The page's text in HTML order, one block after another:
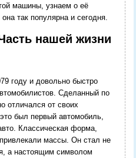
машины, узнаем о её
так популярна и сегодня.
нашей жизни
году и довольно быстро
Сделанный по
отличался от своих
был первый автомобиль,
Классическая форма,
массы. Он стал не
а настоящим символом